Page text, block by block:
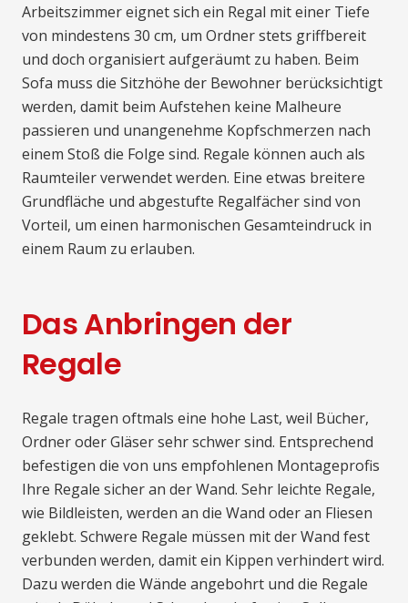
Arbeitszimmer eignet sich ein Regal mit einer Tiefe
von mindestens 30 cm, um Ordner stets griffbereit
und doch organisiert aufgeräumt zu haben. Beim
Sofa muss die Sitzhöhe der Bewohner berücksichtigt
werden, damit beim Aufstehen keine Malheure
passieren und unangenehme Kopfschmerzen nach
einem Stoß die Folge sind. Regale können auch als
Raumteiler verwendet werden. Eine etwas breitere
Grundfläche und abgestufte Regalfächer sind von
Vorteil, um einen harmonischen Gesamteindruck in
einem Raum zu erlauben.
Das Anbringen der
Regale
Regale tragen oftmals eine hohe Last, weil Bücher,
Ordner oder Gläser sehr schwer sind. Entsprechend
befestigen die von uns empfohlenen Montageprofis
Ihre Regale sicher an der Wand. Sehr leichte Regale,
wie Bildleisten, werden an die Wand oder an Fliesen
geklebt. Schwere Regale müssen mit der Wand fest
verbunden werden, damit ein Kippen verhindert wird.
Dazu werden die Wände angebohrt und die Regale